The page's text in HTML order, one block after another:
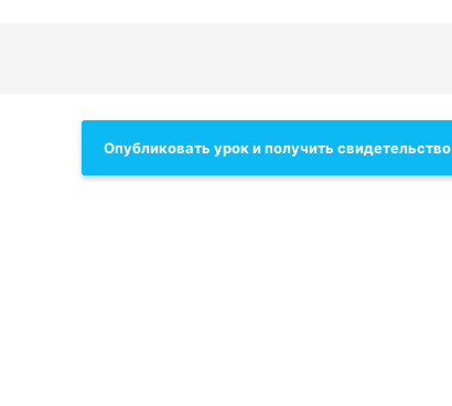
Опубликовать урок и получить свидетельство